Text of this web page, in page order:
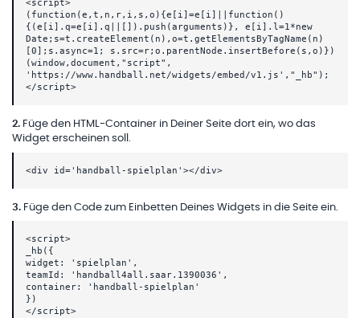
<script>
(function(e,t,n,r,i,s,o){e[i]=e[i]||function()
{(e[i].q=e[i].q||[]).push(arguments)}, e[i].l=1*new
Date;s=t.createElement(n),o=t.getElementsByTagName(n)
[0];s.async=1; s.src=r;o.parentNode.insertBefore(s,o)})
(window,document,"script",
'https://www.handball.net/widgets/embed/v1.js',"_hb");
</script>
2. Füge den HTML-Container in Deiner Seite dort ein, wo das
Widget erscheinen soll.
<div id='handball-spielplan'></div>
3. Füge den Code zum Einbetten Deines Widgets in die Seite ein.
<script>
_hb({
widget: 'spielplan',
teamId: 'handball4all.saar.1390036',
container: 'handball-spielplan'
})
</script>